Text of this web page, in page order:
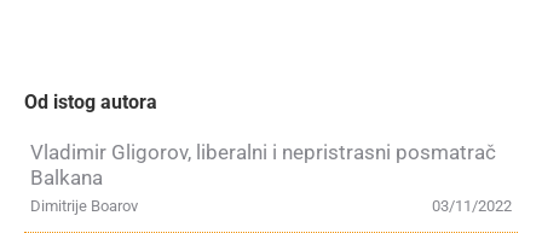
Od istog autora
Vladimir Gligorov, liberalni i nepristrasni posmatrač
Balkana
03/11/2022
Dimitrije Boarov